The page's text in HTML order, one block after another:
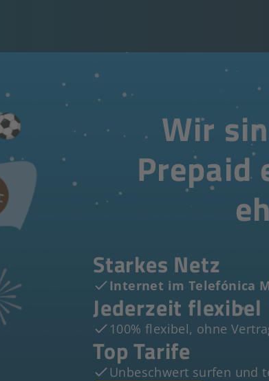
Wir
Prepaid
Starkes Netz
Internet im Telefónica
Jederzeit flexibel
100% flexibel, ohne
Top Tarife
Unbeschwert surfen und